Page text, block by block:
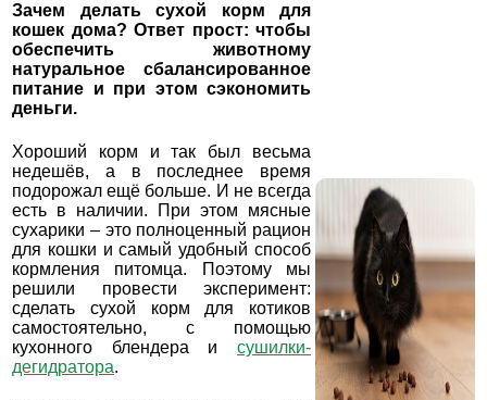
Зачем делать сухой корм для
кошек дома? Ответ прост: чтобы
обеспечить животному
натуральное сбалансированное
питание и при этом сэкономить
деньги.
Хороший корм и так был весьма
недешёв, а в последнее время
подорожал ещё больше. И не всегда
есть в наличии. При этом мясные
сухарики – это полноценный рацион
для кошки и самый удобный способ
кормления питомца. Поэтому мы
решили провести эксперимент:
сделать сухой корм для котиков
самостоятельно, с помощью
кухонного блендера и сушилки-
дегидратора.